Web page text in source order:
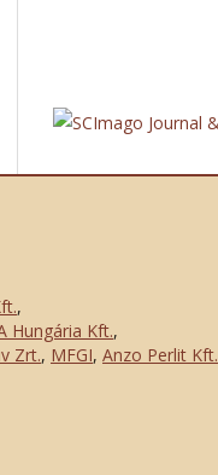
,
Hungária Kft.,
Zrt., MFGI, Anzo Perlit Kft.